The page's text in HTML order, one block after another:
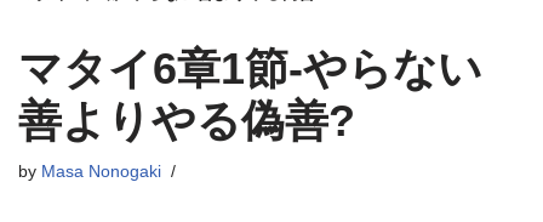
プ
マタイ6章1節-やらない
善よりやる偽善?
by Masa Nonogaki